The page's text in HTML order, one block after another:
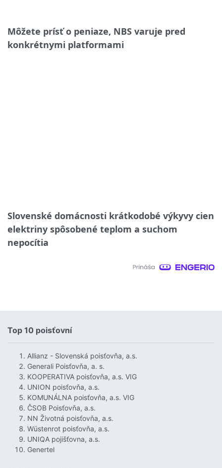
Môžete prísť o peniaze, NBS varuje pred
konkrétnymi platformami
Slovenské domácnosti krátkodobé výkyvy cien
elektriny spôsobené teplom a suchom
nepocítia
Top 10 poisťovní
Allianz - Slovenská poisťovňa, a.s.
Generali Poisťovňa, a. s.
KOOPERATIVA poisťovňa, a.s. VIG
UNION poisťovňa, a.s.
KOMUNÁLNA poisťovňa, a.s. VIG
ČSOB Poisťovňa, a.s.
NN Životná poisťovňa, a.s.
Wüstenrot poisťovňa, a.s.
UNIQA pojišťovna, a.s.
Genertel